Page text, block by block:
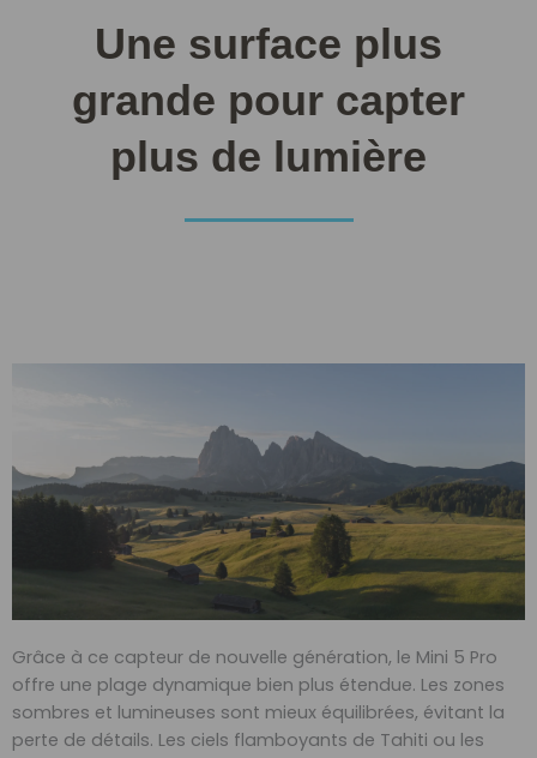
Une surface plus
grande pour capter
plus de lumière
Grâce à ce capteur de nouvelle génération, le Mini 5 Pro
offre une plage dynamique bien plus étendue. Les zones
sombres et lumineuses sont mieux équilibrées, évitant la
perte de détails. Les ciels flamboyants de Tahiti ou les